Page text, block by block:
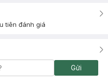
tiên đánh giá
Gửi